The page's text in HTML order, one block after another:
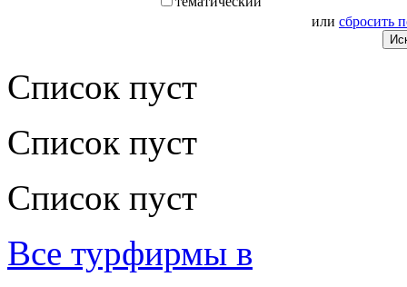
или сбросить
Список пуст
Список пуст
Список пуст
Все турфирмы в